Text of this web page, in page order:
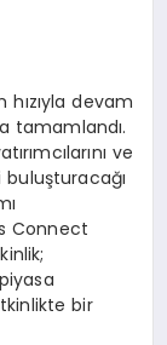
devam
tamamlandı.
ve
Connect
bir